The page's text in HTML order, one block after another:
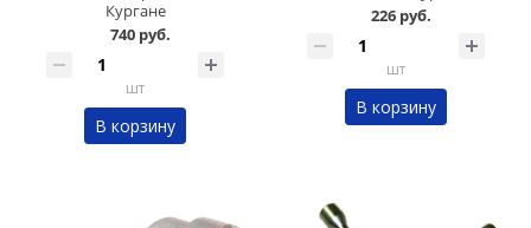
Кургане
740 руб.
шт
В корзину
226 руб.
шт
В корзину